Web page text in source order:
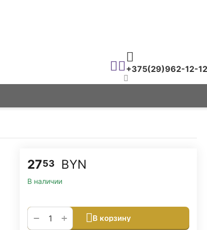
+375(29)962-12-12
2753 BYN
В наличии
+
− В корзину